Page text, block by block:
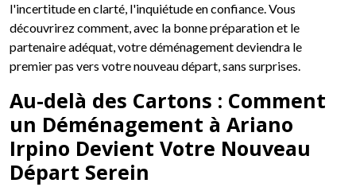
l'incertitude en clarté, l'inquiétude en confiance. Vous
découvrirez comment, avec la bonne préparation et le
partenaire adéquat, votre déménagement deviendra le
premier pas vers votre nouveau départ, sans surprises.
Au-delà des Cartons : Comment
un Déménagement à Ariano
Irpino Devient Votre Nouveau
Départ Serein